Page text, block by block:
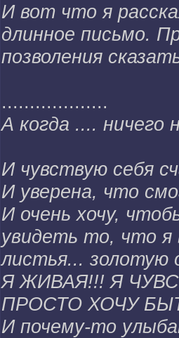
И вот что я
длинное письмо.
позволения
...................
А когда .... ничего
И чувствую себя
И уверена, что
И очень хочу,
увидеть то, что я
листья... золотую
Я ЖИВАЯ!!! Я
ПРОСТО ХОЧУ
И почему-то